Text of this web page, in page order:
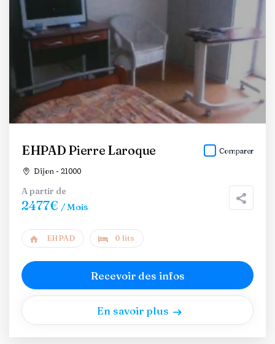
EHPAD Pierre Laroque
Dijon - 21000
Comparer
A partir de
2477€ / Mois
EHPAD 0 lits
Recevoir des infos
En savoir plus